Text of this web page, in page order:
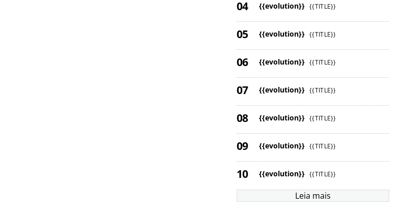
{{evolution}} {{TITLE}}
{{evolution}} {{TITLE}}
{{evolution}} {{TITLE}}
{{evolution}} {{TITLE}}
{{evolution}} {{TITLE}}
{{evolution}} {{TITLE}}
{{evolution}} {{TITLE}}
Leia mais